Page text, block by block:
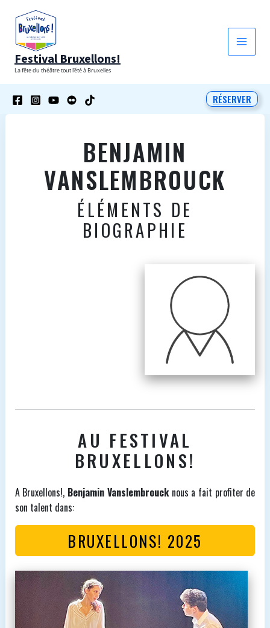
contenu
Festival Bruxellons!
La fête du théâtre tout l'été à Bruxelles
RÉSERVER
BENJAMIN
VANSLEMBROUCK
ÉLÉMENTS DE
BIOGRAPHIE
AU FESTIVAL
BRUXELLONS!
A Bruxellons!, Benjamin Vanslembroucknous a fait profiter de
son talent dans:
BRUXELLONS! 2025